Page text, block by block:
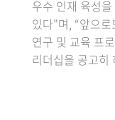
우수 인재 육성
있다”며, “앞으
연구 및 교육 프
리더십을 공고히